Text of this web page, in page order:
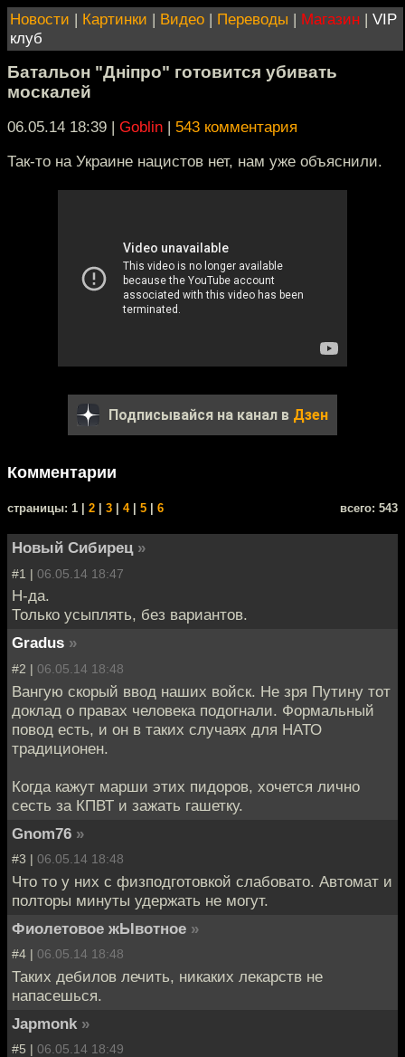
Новости | Картинки | Видео | Переводы | Магазин | VIP
клуб
Батальон "Днiпро" готовится убивать
москалей
06.05.14 18:39 | Goblin | 543 комментария
Так-то на Украине нацистов нет, нам уже объяснили.
Подписывайся на канал в Дзен
Комментарии
cтраницы: 1 | 2 3 4| 5 6 всего: 543
Новый Сибирец »
#1 | 06.05.14 18:47
Н-да.
Только усыплять, без вариантов.
Gradus »
#2 | 06.05.14 18:48
Вангую скорый ввод наших войск. Не зря Путину тот
доклад о правах человека подогнали. Формальный
повод есть, и он в таких случаях для НАТО
традиционен.
Когда кажут марши этих пидоров, хочется лично
сесть за КПВТ и зажать гашетку.
Gnom76 »
#3 | 06.05.14 18:48
Что то у них с физподготовкой слабовато. Автомат и
полторы минуты удержать не могут.
Фиолетовое жЫвотное »
#4 | 06.05.14 18:48
Таких дебилов лечить, никаких лекарств не
напасешься.
Japmonk »
#5 | 06.05.14 18:49